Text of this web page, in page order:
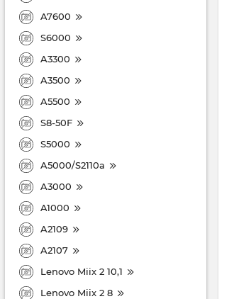
A7600
S6000
A3300
A3500
A5500
S8-50F
S5000
A5000/S2110a
A3000
A1000
A2109
A2107
Lenovo Miix 2 10,1
Lenovo Miix 2 8